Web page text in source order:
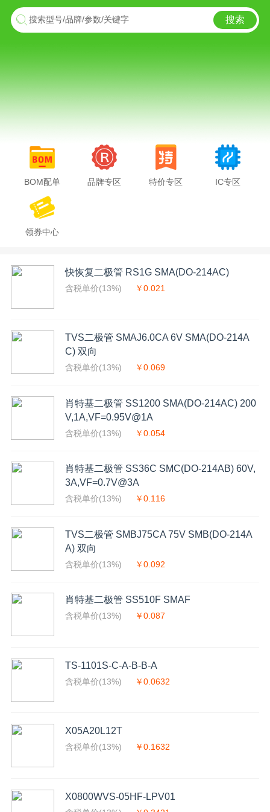
搜索型号/品牌/参数/关键字 搜索
BOM配单 品牌专区 特价专区 IC专区
领券中心
快恢复二极管 RS1G SMA(DO-214AC)
含税单价(13%) ￥0.021
TVS二极管 SMAJ6.0CA 6V SMA(DO-214A
C) 双向
含税单价(13%) ￥0.069
肖特基二极管 SS1200 SMA(DO-214AC) 200
V,1A,VF=0.95V@1A
含税单价(13%) ￥0.054
肖特基二极管 SS36C SMC(DO-214AB) 60V,
3A,VF=0.7V@3A
含税单价(13%) ￥0.116
TVS二极管 SMBJ75CA 75V SMB(DO-214A
A) 双向
含税单价(13%) ￥0.092
肖特基二极管 SS510F SMAF
含税单价(13%) ￥0.087
TS-1101S-C-A-B-B-A
含税单价(13%) ￥0.0632
X05A20L12T
含税单价(13%) ￥0.1632
X0800WVS-05HF-LPV01